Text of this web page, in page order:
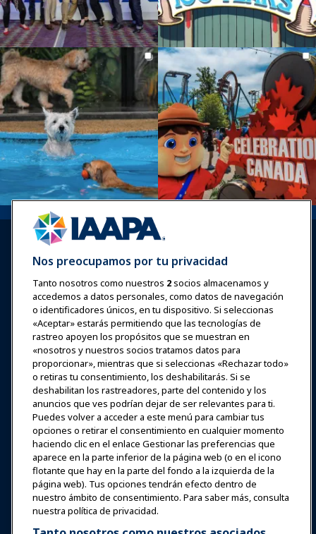
Iniciar sesión Únete ahora
Premios Carreras
Contacto
Expos y Eventos
Noticias y Funworld
Educación
Seguridad y protección
Defensa
Nos preocupamos por tu privacidad
Tanto nosotros como nuestros 2socios almacenamos y
accedemos a datos personales, como datos de navegación
o identificadores únicos, en tu dispositivo. Si seleccionas
«Aceptar» estarás permitiendo que las tecnologías de
rastreo apoyen los propósitos que se muestran en
«nosotros y nuestros socios tratamos datos para
proporcionar», mientras que si seleccionas «Rechazar todo»
o retiras tu consentimiento, los deshabilitarás. Si se
deshabilitan los rastreadores, parte del contenido y los
anuncios que ves podrían dejar de ser relevantes para ti.
Puedes volver a acceder a este menú para cambiar tus
opciones o retirar el consentimiento en cualquier momento
haciendo clic en el enlace Gestionar las preferencias que
aparece en la parte inferior de la página web (o en el icono
flotante que hay en la parte del fondo a la izquierda de la
página web). Tus opciones tendrán efecto dentro de
nuestro ámbito de consentimiento. Para saber más, consulta
nuestra política de privacidad.